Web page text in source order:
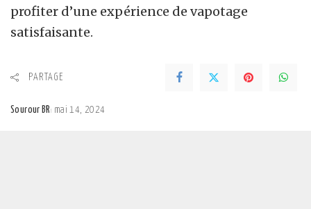
profiter d’une expérience de vapotage
satisfaisante.
PARTAGE
Sourour BR mai 14, 2024